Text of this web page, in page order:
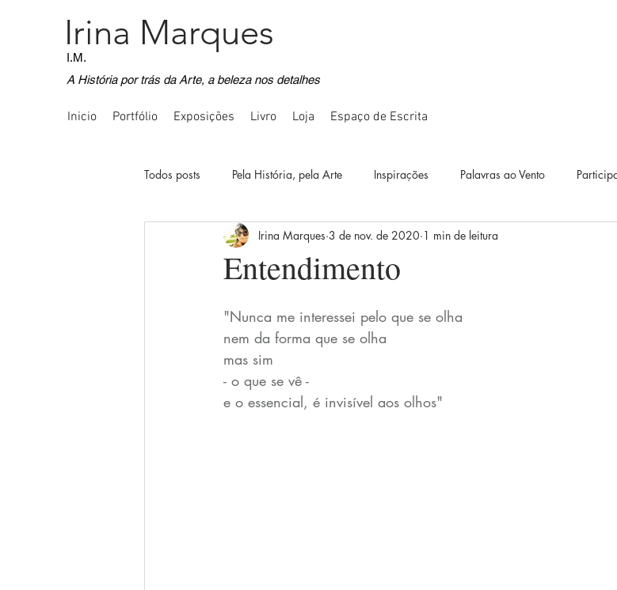
Irina Marques
I.M.
A História por trás da Arte, a beleza nos detalhes
Inicio Portfólio Exposições Livro Loja Espaço de Escrita
Todos posts Pela História, pela Arte Inspirações Palavras ao Vento
Voos Imaginativos Registos Fotográficos Textos Estudos
Entendimento
Irina Marques 3 de nov. de 2020 1 min de leitura
"Nunca me interessei pelo que se olha
nem da forma que se olha
mas sim
- o que se vê -
e o essencial, é invisível aos olhos"